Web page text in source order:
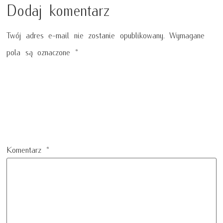
Dodaj komentarz
Twój adres e-mail nie zostanie opublikowany. Wymagane
pola są oznaczone *
Komentarz *